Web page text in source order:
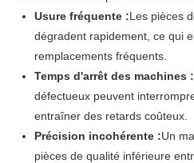
Usure fréquente :Les pièces
dégradent rapidement, ce qui
remplacements fréquents.
Temps d'arrêt des machines :
défectueux peuvent
entraîner des retards coûteux.
Précision incohérente :Un
pièces de qualité inférieure